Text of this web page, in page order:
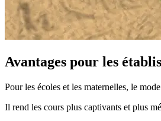
Avantages pour les
Pour les écoles et les maternelles, le
Il rend les cours plus captivants et plus